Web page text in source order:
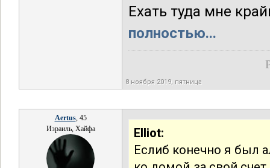
Ехать туда мне
полностью...
8 ноября 2019, пятница
Aertus, 45
Израиль, Хайфа
Elliot:
Еслиб конечно я был